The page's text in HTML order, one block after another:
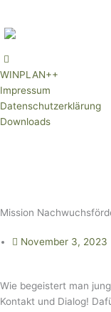
springen
WINPLAN++
Impressum
Datenschutzerklärung
Downloads
Mission
November 3, 2023
Wie begeistert man
Kontakt und Dialog!